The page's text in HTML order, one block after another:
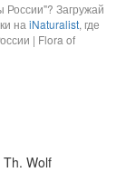
Загружай
на iNaturalist, где
| Flora of
Wolf